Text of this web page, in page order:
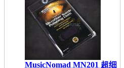
MusicNomad MN201 超细